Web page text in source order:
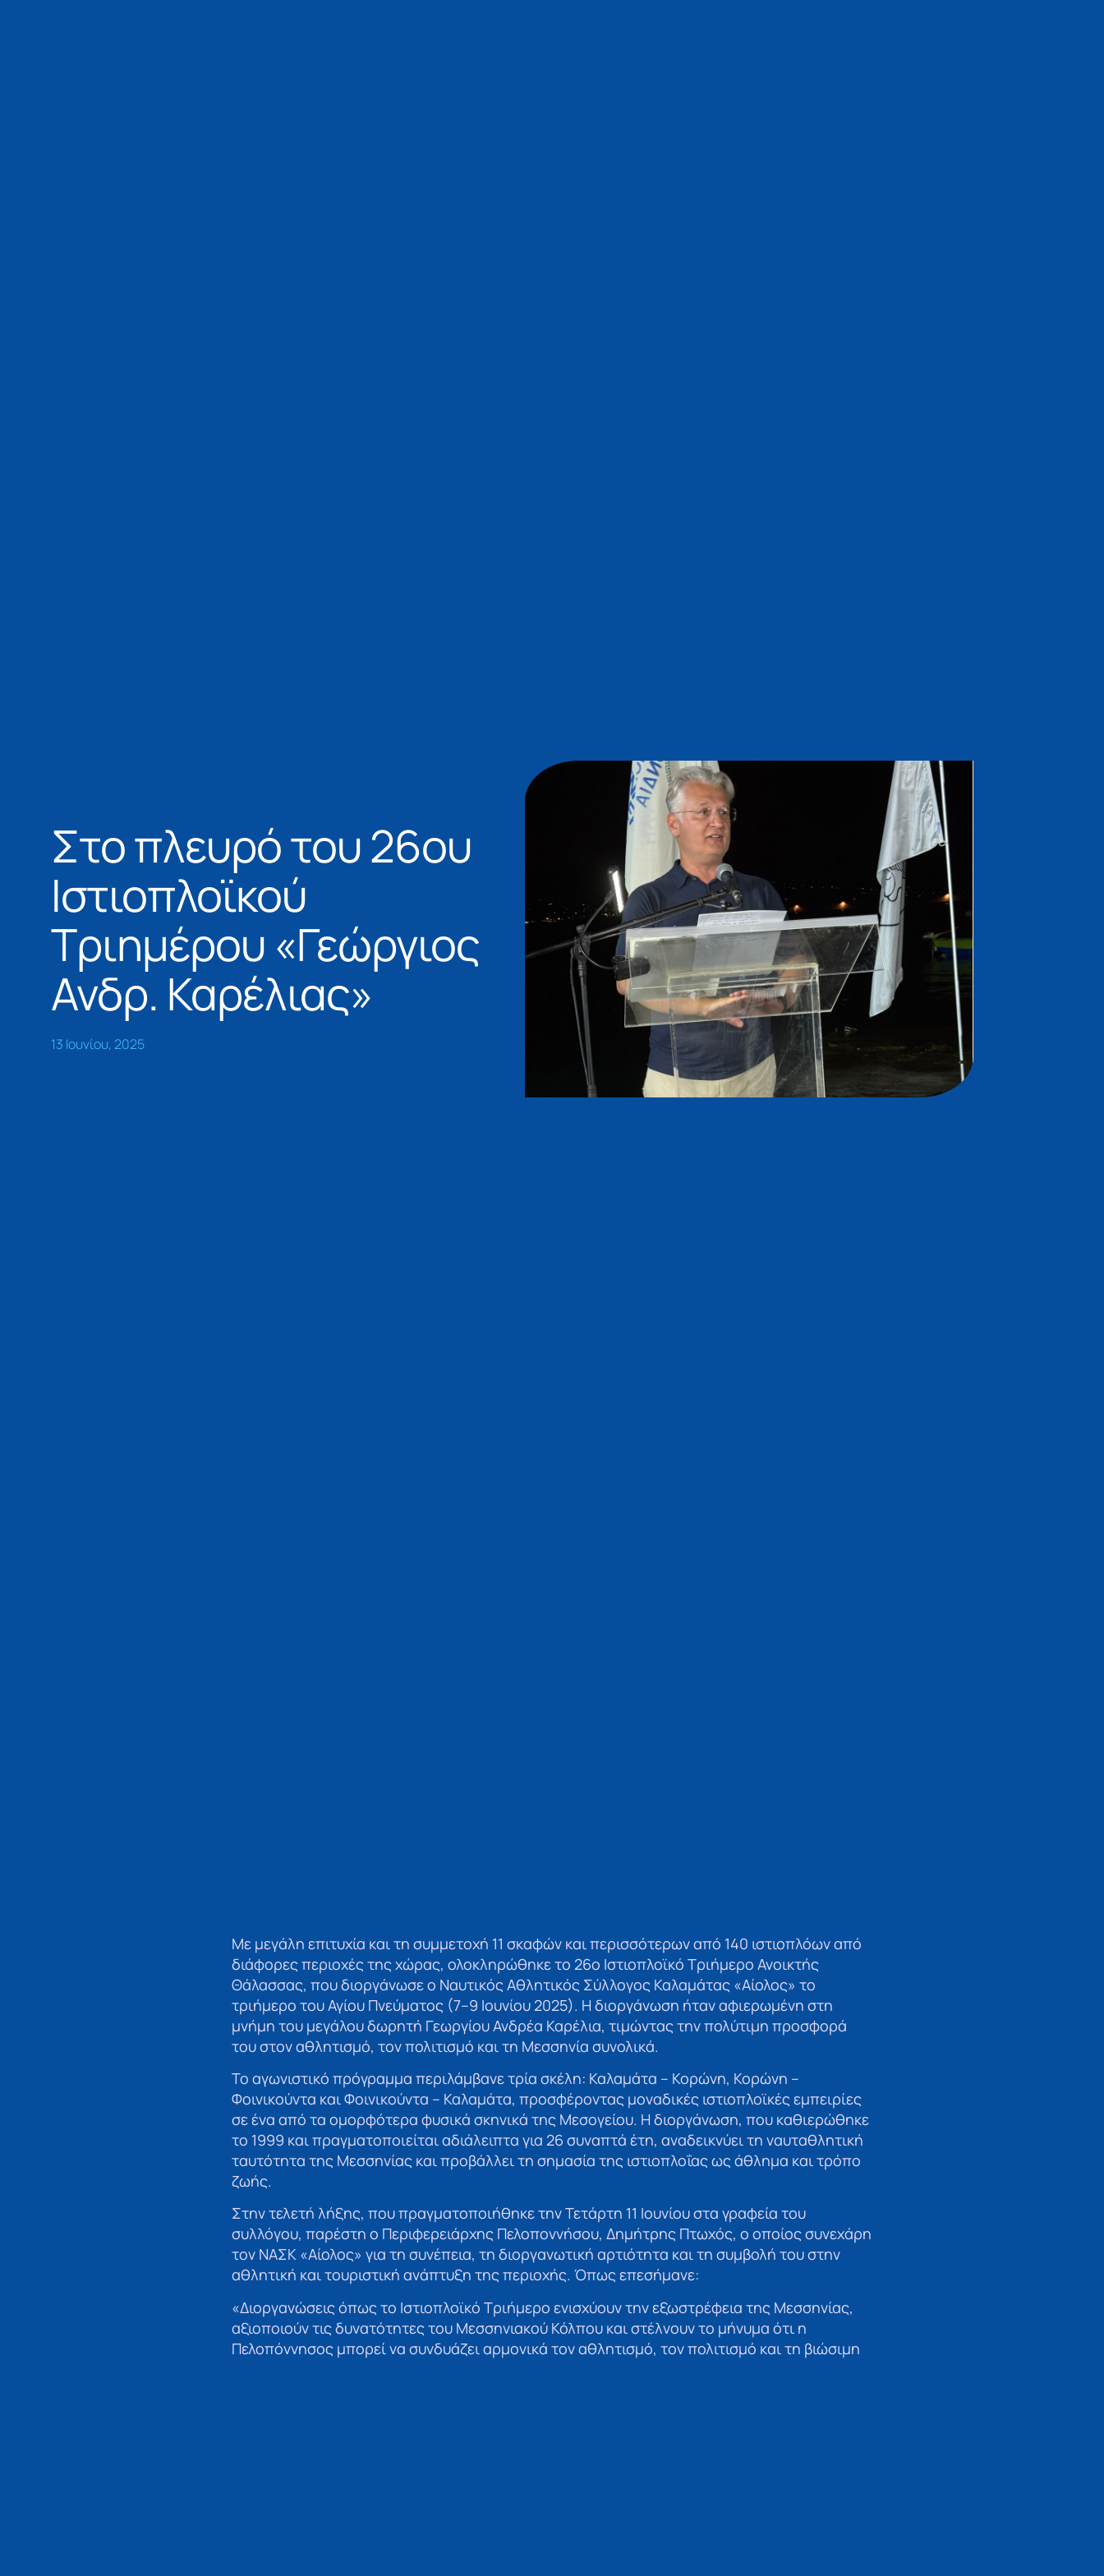
Στο πλευρό του 26ου
Ιστιοπλοϊκού
Τριημέρου «Γεώργιος
Ανδρ. Καρέλιας»
13 Ιουνίου, 2025
Με μεγάλη επιτυχία και τη συμμετοχή 11 σκαφών και περισσότερων από 140 ιστιοπλόων από
διάφορες περιοχές της χώρας, ολοκληρώθηκε το 26ο Ιστιοπλοϊκό Τριήμερο Ανοικτής
Θάλασσας, που διοργάνωσε ο Ναυτικός Αθλητικός Σύλλογος Καλαμάτας «Αίολος» το
τριήμερο του Αγίου Πνεύματος (7–9 Ιουνίου 2025). Η διοργάνωση ήταν αφιερωμένη στη
μνήμη του μεγάλου δωρητή Γεωργίου Ανδρέα Καρέλια, τιμώντας την πολύτιμη προσφορά
του στον αθλητισμό, τον πολιτισμό και τη Μεσσηνία συνολικά.
Το αγωνιστικό πρόγραμμα περιλάμβανε τρία σκέλη: Καλαμάτα – Κορώνη, Κορώνη –
Φοινικούντα και Φοινικούντα – Καλαμάτα, προσφέροντας μοναδικές ιστιοπλοϊκές εμπειρίες
σε ένα από τα ομορφότερα φυσικά σκηνικά της Μεσογείου. Η διοργάνωση, που καθιερώθηκε
το 1999 και πραγματοποιείται αδιάλειπτα για 26 συναπτά έτη, αναδεικνύει τη ναυταθλητική
ταυτότητα της Μεσσηνίας και προβάλλει τη σημασία της ιστιοπλοΐας ως άθλημα και τρόπο
ζωής.
Στην τελετή λήξης, που πραγματοποιήθηκε την Τετάρτη 11 Ιουνίου στα γραφεία του
συλλόγου, παρέστη ο Περιφερειάρχης Πελοποννήσου, Δημήτρης Πτωχός, ο οποίος συνεχάρη
τον ΝΑΣΚ «Αίολος» για τη συνέπεια, τη διοργανωτική αρτιότητα και τη συμβολή του στην
αθλητική και τουριστική ανάπτυξη της περιοχής. Όπως επεσήμανε:
«Διοργανώσεις όπως το Ιστιοπλοϊκό Τριήμερο ενισχύουν την εξωστρέφεια της Μεσσηνίας,
αξιοποιούν τις δυνατότητες του Μεσσηνιακού Κόλπου και στέλνουν το μήνυμα ότι η
Πελοπόννησος μπορεί να συνδυάζει αρμονικά τον αθλητισμό, τον πολιτισμό και τη βιώσιμη